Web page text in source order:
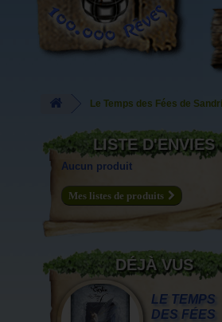
Le Temps des Fées de
LISTE D'ENVIES
Aucun produit
Mes listes de produits
DÉJÀ VUS
LE TEMPS
DES FÉES